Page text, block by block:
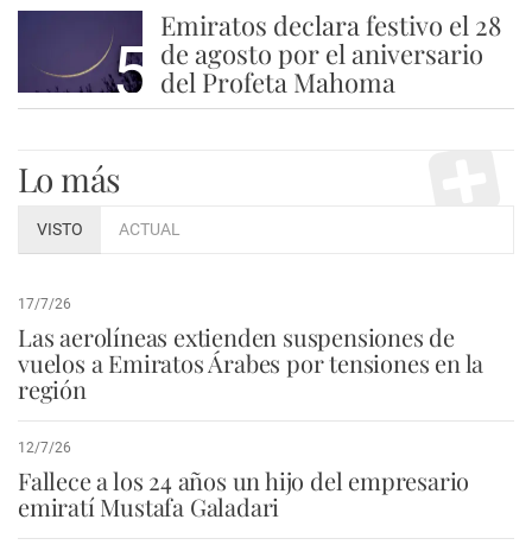
5
Emiratos declara festivo el 28
de agosto por el aniversario
del Profeta Mahoma
Lo más
VISTO ACTUAL
17/7/26
Las aerolíneas extienden suspensiones de
vuelos a Emiratos Árabes por tensiones en la
región
12/7/26
Fallece a los 24 años un hijo del empresario
emiratí Mustafa Galadari